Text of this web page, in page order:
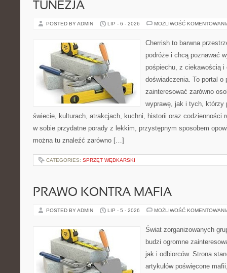
TUNEZJA
POSTED BY ADMIN LIP - 6 - 2026 MOŻLIWOŚĆ
Cherrish to barwna
podróże i chcą poznawać
pośpiechu, z ciekawością i
doświadczenia. To portal o
zainteresować zarówno
wyprawę, jak i tych, którzy
świecie, kulturach, atrakcjach, kuchni, historii oraz codzienności
w sobie przydatne porady z lekkim, przystępnym sposobem
można tu znaleźć zarówno […]
CATEGORIES: SPRZĘT WĘDKARSKI
PRAWO KONTRA MAFIA
POSTED BY ADMIN LIP - 5 - 2026 MOŻLIWOŚĆ
Świat zorganizowanych
budzi ogromne
jak i odbiorców. Strona
artykułów poświęcone